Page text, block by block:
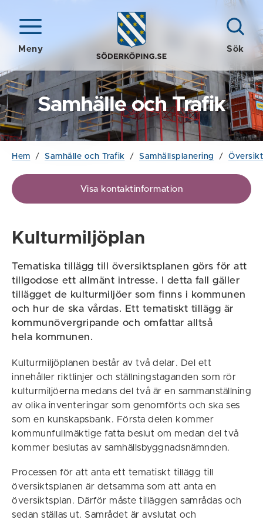
Meny Sök
Samhälle och Trafik
Hem / Samhälle och Trafik / Samhällsplanering /
Visa kontaktinformation
Kulturmiljöplan
Tematiska tillägg till översiktsplanen görs för att
tillgodose ett allmänt intresse. I detta fall gäller
tillägget de kulturmiljöer som finns i kommunen
och hur de ska vårdas. Ett tematiskt tillägg är
kommunövergripande och omfattar alltså
hela kommunen.
Kulturmiljöplanen består av två delar. Del ett
innehåller riktlinjer och ställningstaganden som rör
kulturmiljöerna medans del två är en sammanställning
av olika inventeringar som genomförts och ska ses
som en kunskapsbank. Första delen kommer
kommunfullmäktige fatta beslut om medan del två
kommer beslutas av samhällsbyggnadsnämnden.
Processen för att anta ett tematiskt tillägg till
översiktsplanen är detsamma som att anta en
översiktsplan. Därför måste tilläggen samrådas och
sedan ställas ut. Samrådet är avslutat och